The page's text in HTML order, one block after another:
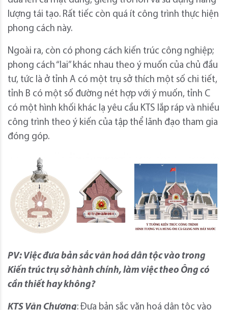
lượng tái tạo. Rất tiếc còn quá ít công trình thực hiện
phong cách này.
Ngoài ra, còn có phong cách kiến trúc công nghiệp;
phong cách “lai” khác nhau theo ý muốn của chủ đầu
tư, tức là ở tỉnh A có một trụ sở thích một số chi tiết,
tỉnh B có một số đường nét hợp với ý muốn, tỉnh C
có một hình khối khác lạ yêu cầu KTS lắp ráp và nhiều
công trình theo ý kiến của tập thể lãnh đạo tham gia
đóng góp.
PV: Việc đưa bản sắc văn hoá dân tộc vào trong
Kiến trúc trụ sở hành chính, làm việc theo Ông có
cần thiết hay không?
KTS Văn Chương: Đưa bản sắc văn hoá dân tộc vào